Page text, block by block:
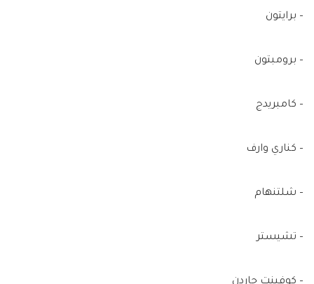
– برايتون
– برومبتون
– كامبريدج
– كناري وارف
– شلتنهام
– تشيستر